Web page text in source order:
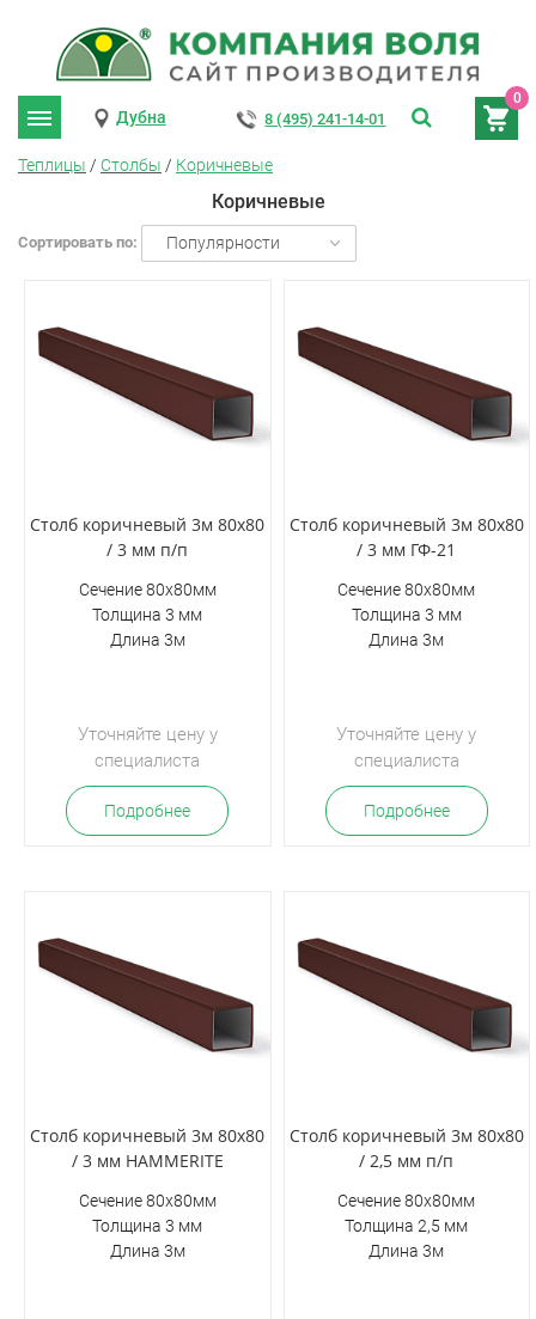
0
Дубна 8 (495) 241-14-01
Теплицы / Столбы / Коричневые
Коричневые
Сортировать по: Популярности
Столб коричневый 3м 80х80
/ 3 мм п/п
Сечение 80х80мм
Толщина 3 мм
Длина 3м
Уточняйте цену у
специалиста
Подробнее
Столб коричневый 3м 80х80
/ 3 мм ГФ-21
Сечение 80х80мм
Толщина 3 мм
Длина 3м
Уточняйте цену у
специалиста
Подробнее
Столб коричневый 3м 80х80
/ 3 мм HAMMERITE
Сечение 80х80мм
Толщина 3 мм
Длина 3м
Столб коричневый 3м 80х80
/ 2,5 мм п/п
Сечение 80х80мм
Толщина 2,5 мм
Длина 3м